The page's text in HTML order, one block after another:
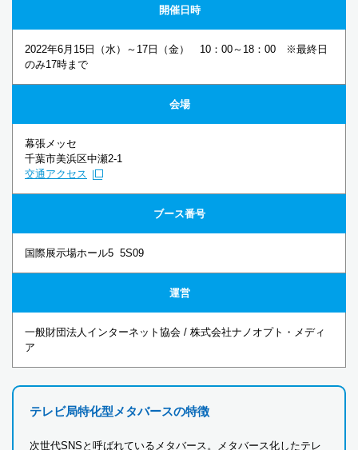
開催日時
2022年6月15日（水）～17日（金） 10：00～18：00 ※最終日
のみ17時まで
会場
幕張メッセ
千葉市美浜区中瀬2-1
交通アクセス
ブース番号
国際展示場ホール5 5S09
運営
一般財団法人インターネット協会 / 株式会社ナノオプト・メディ
ア
テレビ局特化型メタバースの特徴
次世代SNSと呼ばれているメタバース。メタバース化したテレ